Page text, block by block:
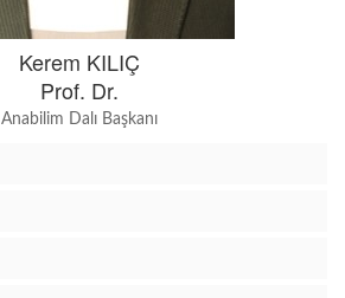
Kerem KILIÇ
Prof. Dr.
Anabilim Dalı Başkanı